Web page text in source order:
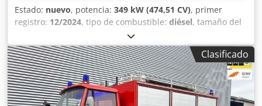
Estado: nuevo, potencia: 349 kW (474,51 CV), primer
registro: 12/2024, tipo de combustible: diésel, tamaño del
, configuración de ejes:
distancia entre ejes:4.500 mm, combustible:diésel,
capacidad del depósito de combustible:390 l, color:rojo,
cabina del conductor:cabina dormitorio, tipo de
engranaje:mecánico, clase de emisión:Euro 3,
amortiguación: acero, longitud total: 10.000 mm, ancho
Clasificado